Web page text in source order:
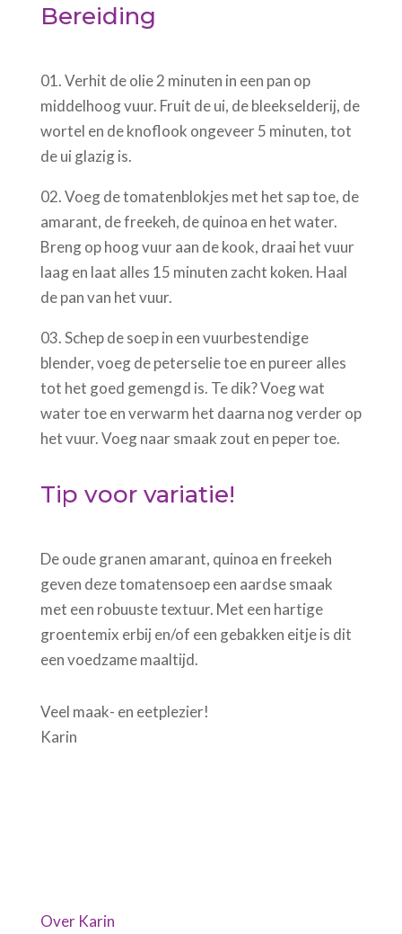
Bereiding
01. Verhit de olie 2 minuten in een pan op
middelhoog vuur. Fruit de ui, de bleekselderij, de
wortel en de knoflook ongeveer 5 minuten, tot
de ui glazig is.
02. Voeg de tomatenblokjes met het sap toe, de
amarant, de freekeh, de quinoa en het water.
Breng op hoog vuur aan de kook, draai het vuur
laag en laat alles 15 minuten zacht koken. Haal
de pan van het vuur.
03. Schep de soep in een vuurbestendige
blender, voeg de peterselie toe en pureer alles
tot het goed gemengd is. Te dik? Voeg wat
water toe en verwarm het daarna nog verder op
het vuur. Voeg naar smaak zout en peper toe.
Tip voor variatie!
De oude granen amarant, quinoa en freekeh
geven deze tomatensoep een aardse smaak
met een robuuste textuur. Met een hartige
groentemix erbij en/of een gebakken eitje is dit
een voedzame maaltijd.
Veel maak- en eetplezier!
Karin
Over Karin